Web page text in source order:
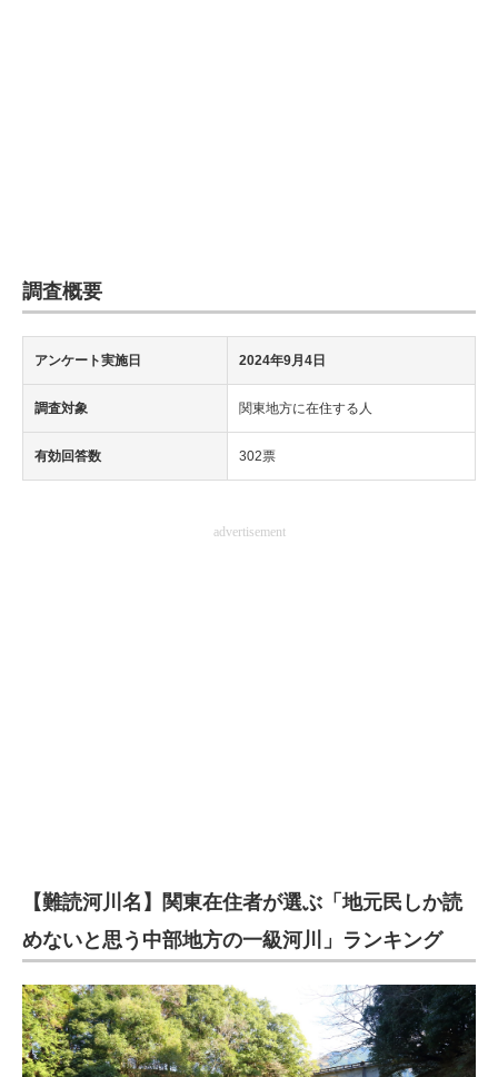
調査概要
アンケート実施日 2024年9月4日
調査対象 関東地方に在住する人
有効回答数 302票
advertisement
【難読河川名】関東在住者が選ぶ「地元民しか読
めないと思う中部地方の一級河川」ランキング